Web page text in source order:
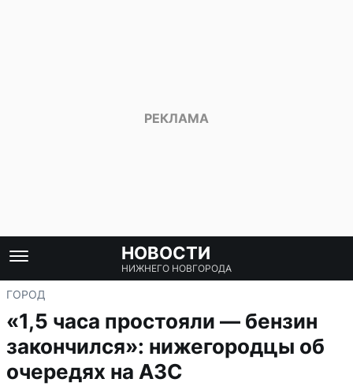
НОВОСТИ
НИЖНЕГО НОВГОРОДА
ГОРОД
«1,5 часа простояли — бензин
закончился»: нижегородцы об
очередях на АЗС